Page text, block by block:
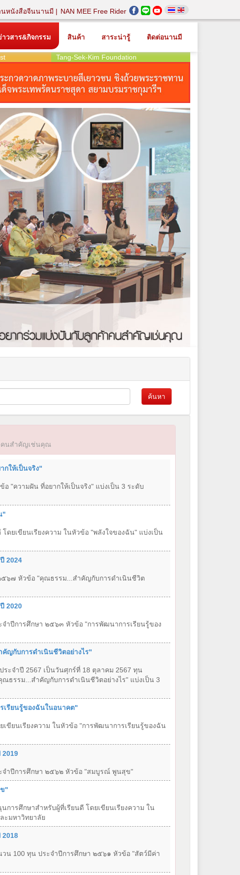
นหนังสือจีนนานมี NAN MEE Free Rider
วสาร&กิจกรรม สินค้า สาระน่ารู้ ติดต่อนานมี
Tang-Sek-Kim Foundation
ค้นหา
คนสำคัญเช่นคุณ
ให้เป็นจริง"
"ความฝัน ที่อยากให้เป็นจริง" แบ่งเป็น 3 ระดับ
"
ยเขียนเรียงความ ในหัวข้อ "พลังใจของฉัน" แบ่งเป็น
2024
๕๖๗ หัวข้อ "คุณธรรม...สำคัญกับการดำเนินชีวิต
2020
ำปีการศึกษา ๒๕๖๓ หัวข้อ "การพัฒนาการเรียนรู้ของ
ญกับการดำเนินชีวิตอย่างไร"
ะจำปี 2567 เป็นวันศุกร์ที่ 18 ตุลาคม 2567 ทุน
ธรรม...สำคัญกับการดำเนินชีวิตอย่างไร" แบ่งเป็น 3
เรียนรู้ของฉันในอนาคต"
ขียนเรียงความ ในหัวข้อ "การพัฒนาการเรียนรู้ของฉัน
จำปีการศึกษา ๒๕๖๒ หัวข้อ "สมบูรณ์ พูนสุข"
"
ารศึกษาสำหรับผู้ที่เรียนดี โดยเขียนเรียงความ ใน
ะมหาวิทยาลัย
น 100 ทุน ประจำปีการศึกษา ๒๕๖๑ หัวข้อ "สัตว์มีค่า